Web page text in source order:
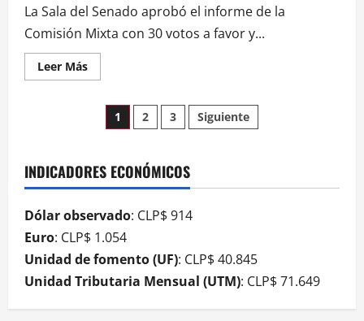
La Sala del Senado aprobó el informe de la
Comisión Mixta con 30 votos a favor y...
Leer Más
1 2 3 Siguiente
INDICADORES ECONÓMICOS
Dólar observado: CLP$ 914
Euro: CLP$ 1.054
Unidad de fomento (UF): CLP$ 40.845
Unidad Tributaria Mensual (UTM): CLP$ 71.649